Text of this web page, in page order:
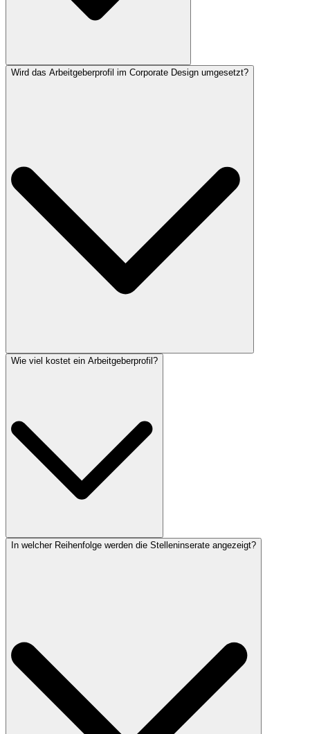
Wird das Arbeitgeberprofil im Corporate Design umgesetzt?
Wie viel kostet ein Arbeitgeberprofil?
In welcher Reihenfolge werden die Stelleninserate angezeigt?